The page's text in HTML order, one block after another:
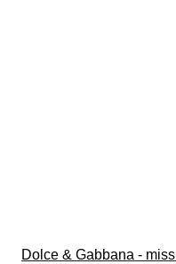
Dolce & Gabbana - miss